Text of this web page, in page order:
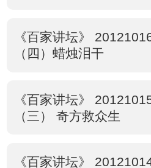
《百家讲坛》
（四）蜡烛泪干
《百家讲坛》
（三） 奇方救众生
《百家讲坛》